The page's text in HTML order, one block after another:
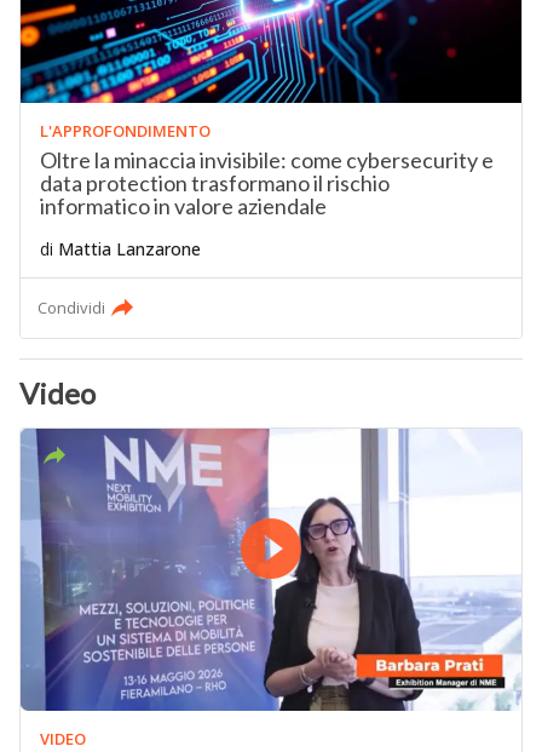
L'APPROFONDIMENTO
Oltre la minaccia invisibile: come cybersecurity e
data protection trasformano il rischio
informatico in valore aziendale
di Mattia Lanzarone
Condividi
Video
VIDEO